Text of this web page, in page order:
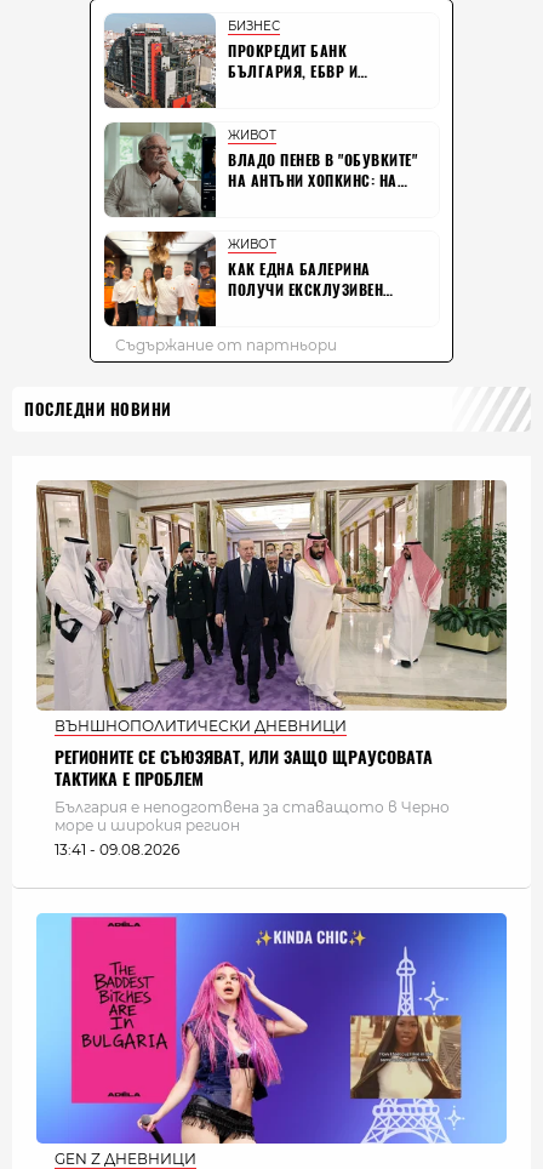
ПОСЛЕДНИ НОВИНИ
ВЪНШНОПОЛИТИЧЕСКИ ДНЕВНИЦИ
РЕГИОНИТЕ СЕ СЪЮЗЯВАТ, ИЛИ ЗАЩО ЩРАУСОВАТА
ТАКТИКА Е ПРОБЛЕМ
България e неподготвена за ставащото в Черно
море и широкия регион
13:41 - 09.08.2026
GEN Z ДНЕВНИЦИ